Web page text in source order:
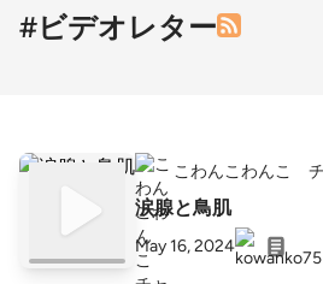
#ビデオレター
こわんこわんこ
涙腺と鳥肌
May 16, 2024